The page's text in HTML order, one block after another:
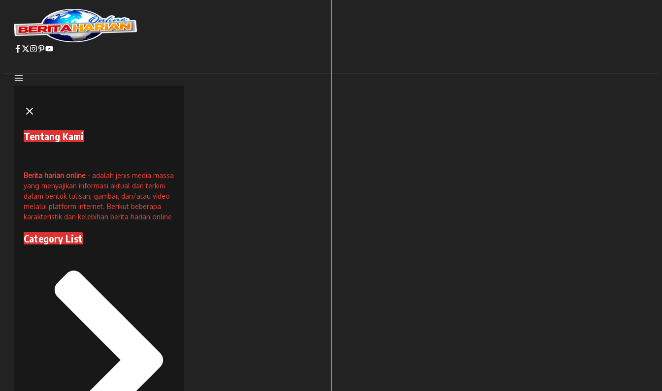
konten
Tentang Kami
Berita harian online - adalah jenis media massa
yang menyajikan informasi aktual dan terkini
dalam bentuk tulisan, gambar, dan/atau video
melalui platform internet. Berikut beberapa
karakteristik dan kelebihan berita harian online
Category List